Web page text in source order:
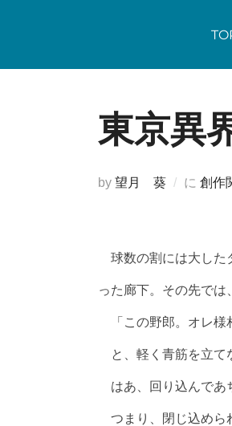
東京異
by 望月 葵 に 創作
球数の割には大した
った廊下。その先では
「この野郎。オレ様
と、軽く青筋を立て
はあ、回り込んであ
つまり、閉じ込めら